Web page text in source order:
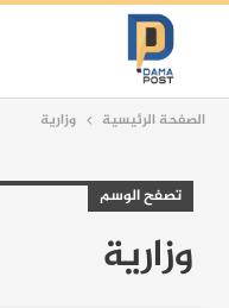
الصفحة الرئيسية وزارية
تصفح الوسم
وزارية